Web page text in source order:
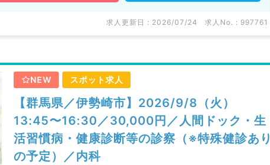
求人更新日 : 2026/07/24 求人No. : 997761
NEW スポット求人
【群馬県／伊勢崎市】2026/9/8（火）
13:45〜16:30／30,000円／人間ドック・生
活習慣病・健康診断等の診察（※特殊健診あり
の予定）／内科